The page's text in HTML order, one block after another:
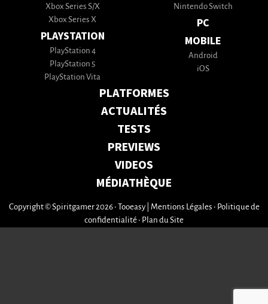
Xbox Series S/X
Xbox Series X
PLAYSTATION
PlayStation 4
PlayStation 5
PlayStation Vita
Nintendo Switch
PC
MOBILE
Android
iOS
PLATFORMES
ACTUALITÉS
TESTS
PREVIEWS
VIDEOS
MÉDIATHÈQUE
Copyright © Spiritgamer 2026 • Tooeasy Mentions Légales • Politique de
confidentialité • Plan du Site